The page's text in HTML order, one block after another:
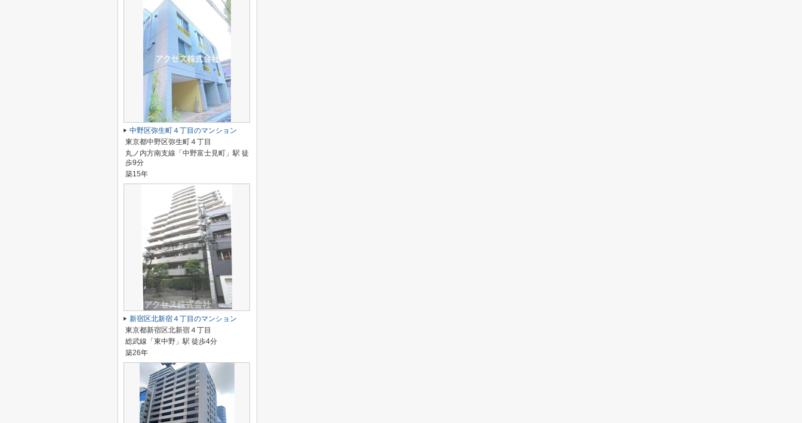
中野区弥生町４丁目のマンション
東京都中野区弥生町４丁目
丸ノ内方南支線「中野富士見町」駅 徒
歩9分
築15年
新宿区北新宿４丁目のマンション
東京都新宿区北新宿４丁目
総武線「東中野」駅 徒歩4分
築26年